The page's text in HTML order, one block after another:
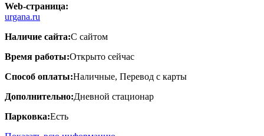
Web-страница:
urgana.ru
Наличие сайта:С сайтом
Время работы:Открыто сейчас
Способ оплаты:Наличные, Перевод с карты
Дополнительно:Дневной стационар
Парковка:Есть